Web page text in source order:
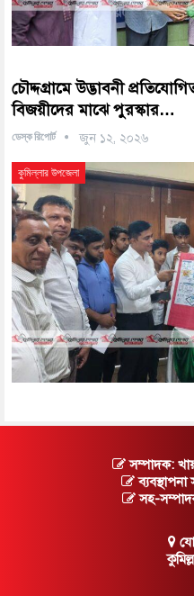
চৌদ্দগ্রামে উদ্ভাবনী
বিজয়ীদের মাঝে পুরস্কার…
ডেস্ক রিপোর্ট জুন ১২, ২০২৬
কুমিল্লার উপজেলা
সম্পাদক:
সহ-